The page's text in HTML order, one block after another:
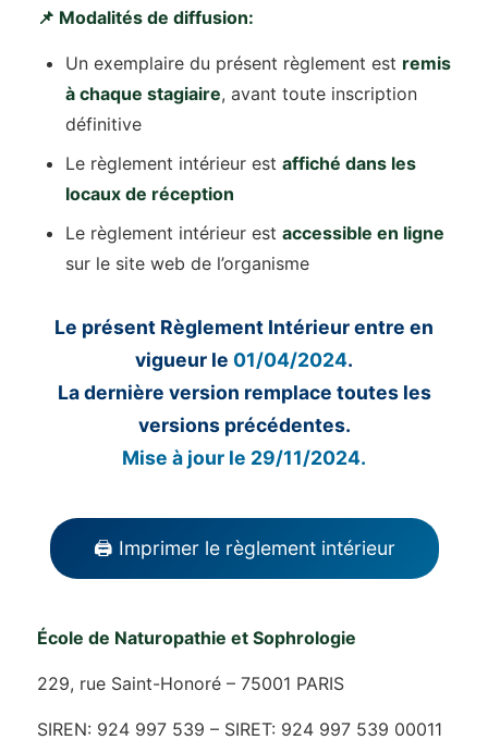
📌 Modalités de diffusion:
Un exemplaire du présent règlement est remis
à chaque stagiaire, avant toute inscription
définitive
Le règlement intérieur est affiché dans les
locaux de réception
Le règlement intérieur est accessible en ligne
sur le site web de l’organisme
Le présent Règlement Intérieur entre en
vigueur le 01/04/2024.
La dernière version remplace toutes les
versions précédentes.
Mise à jour le 29/11/2024.
🖨️ Imprimer le règlement intérieur
École de Naturopathie et Sophrologie
229, rue Saint-Honoré – 75001 PARIS
SIREN: 924 997 539 – SIRET: 924 997 539 00011